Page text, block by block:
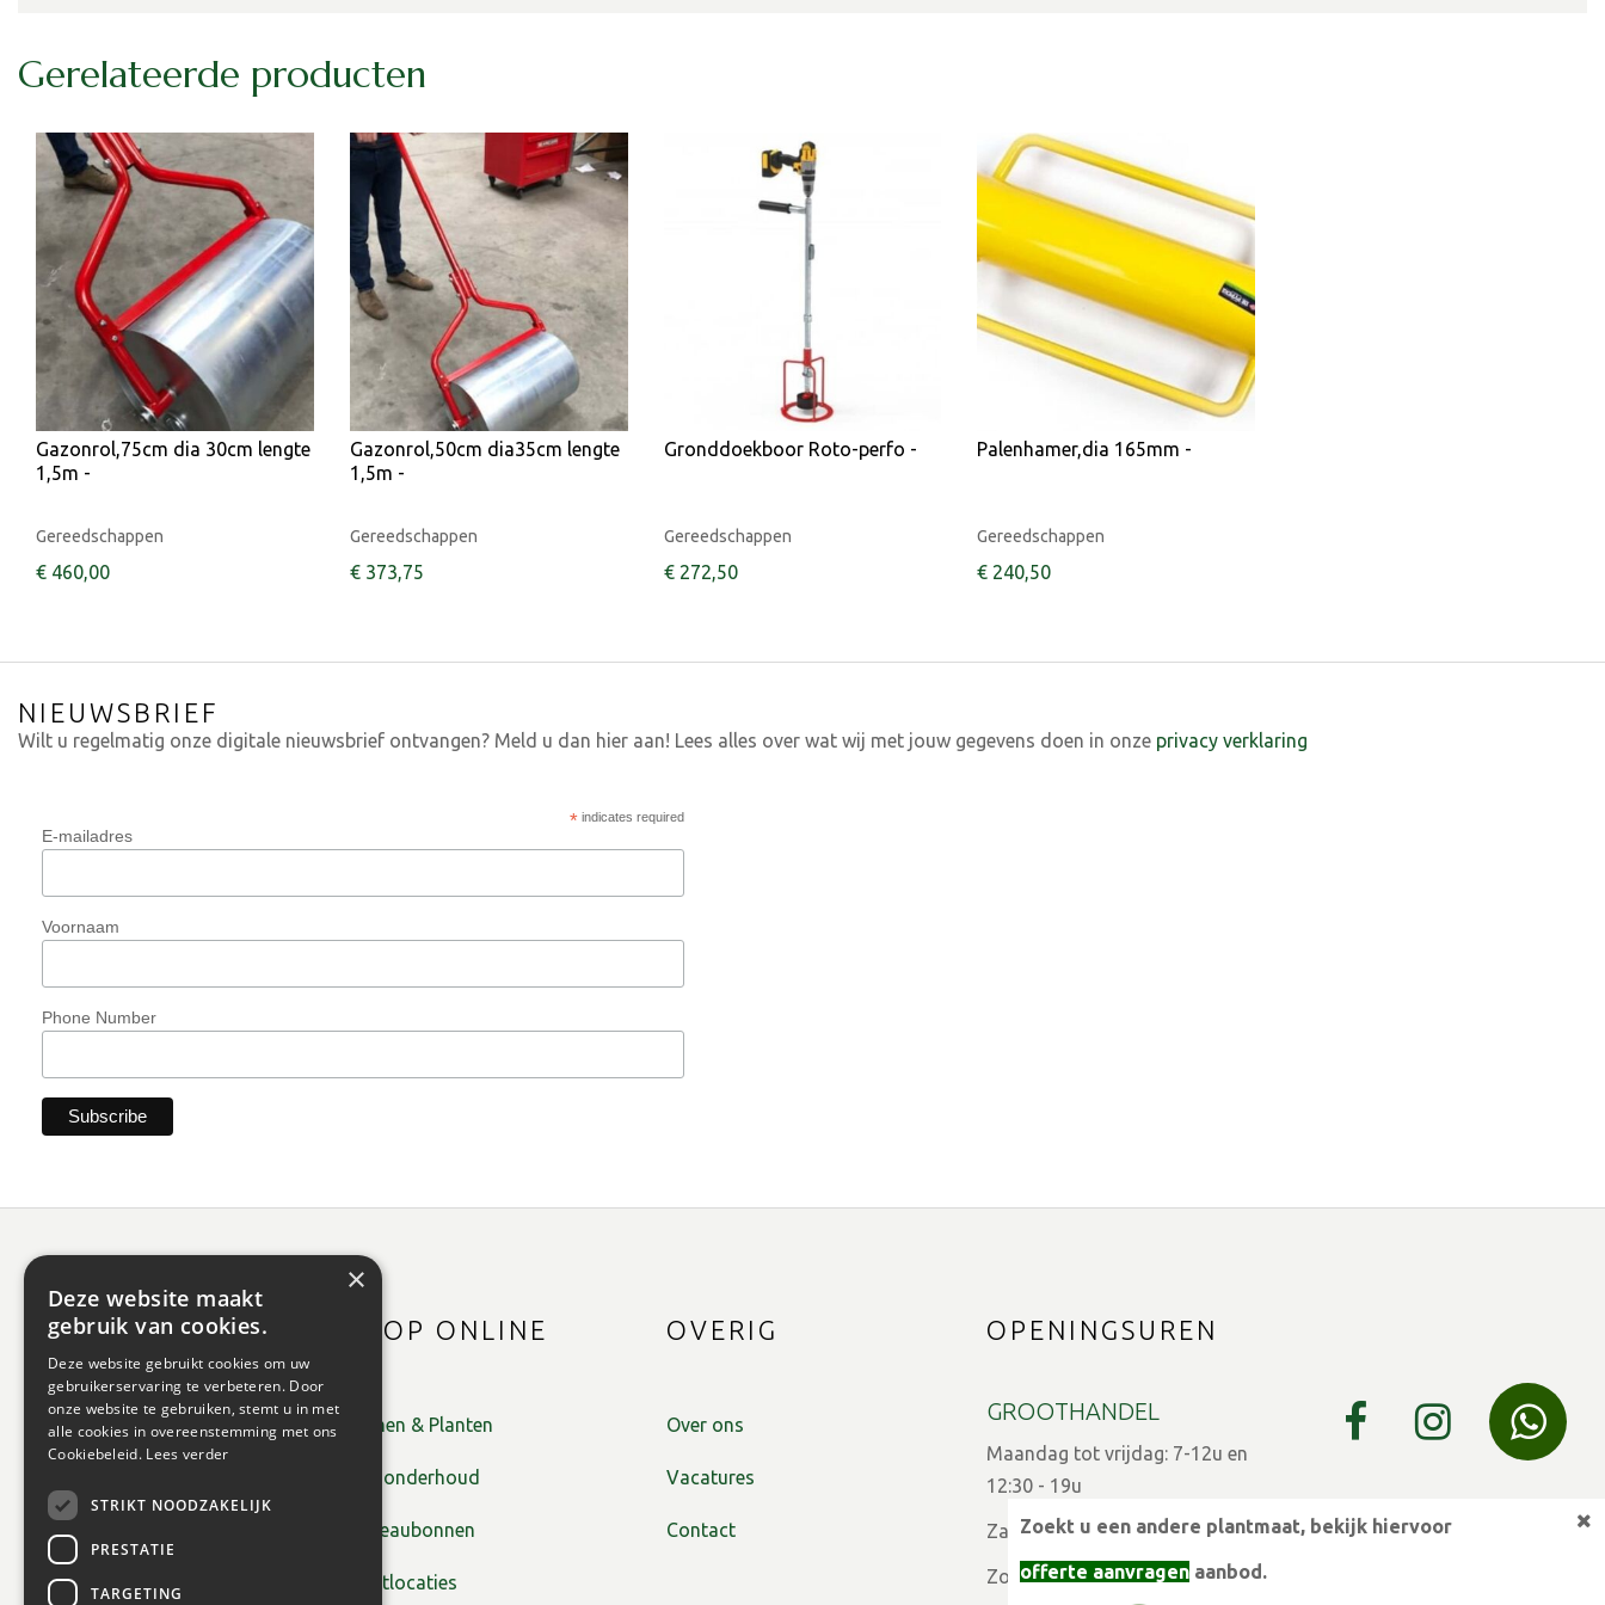
Gerelateerde producten
Gazonrol,75cm dia 30cm lengte
1,5m -
Gereedschappen
€ 460,00
Gazonrol,50cm dia35cm lengte
1,5m -
Gereedschappen
€ 373,75
Gronddoekboor Roto-perfo -
Gereedschappen
€ 272,50
Palenhamer,dia 165mm -
Gereedschappen
€ 240,50
NIEUWSBRIEF
Wilt u regelmatig onze digitale nieuwsbrief ontvangen? Meld u dan hier aan! Lees alles over wat wij met jouw gegevens doen in onze privacy verklaring
*indicates required
E-mailadres
Voornaam
Phone Number
SHOP ONLINE
Bomen & Planten
Tuinonderhoud
Cadeaubonnen
Plantlocaties
OVERIG
Over ons
Vacatures
Contact
OPENINGSUREN
GROOTHANDEL
Maandag tot vrijdag: 7-12u en
12:30 - 19u
Zaterdag: 7-12u en 13-15u
Zon- en feestdagen gesloten
Zoekt u een andere plantmaat, bekijk hiervoor
offerte aanvragen aanbod.
×
Deze website maakt
gebruik van cookies.
Deze website gebruikt cookies om uw
gebruikerservaring te verbeteren. Door
onze website te gebruiken, stemt u in met
alle cookies in overeenstemming met ons
Cookiebeleid. Lees verder
STRIKT NOODZAKELIJK
PRESTATIE
TARGETING